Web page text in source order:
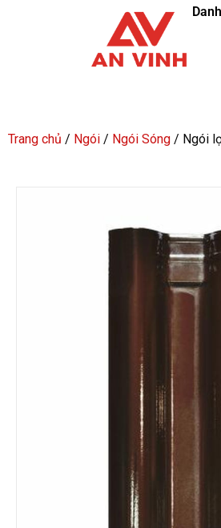
Trang chủ / Ngói / Ngói Sóng / Ngói